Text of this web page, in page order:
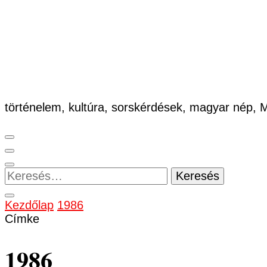
történelem, kultúra, sorskérdések, magyar nép,
Keresés:
Kezdőlap 1986
Címke
1986